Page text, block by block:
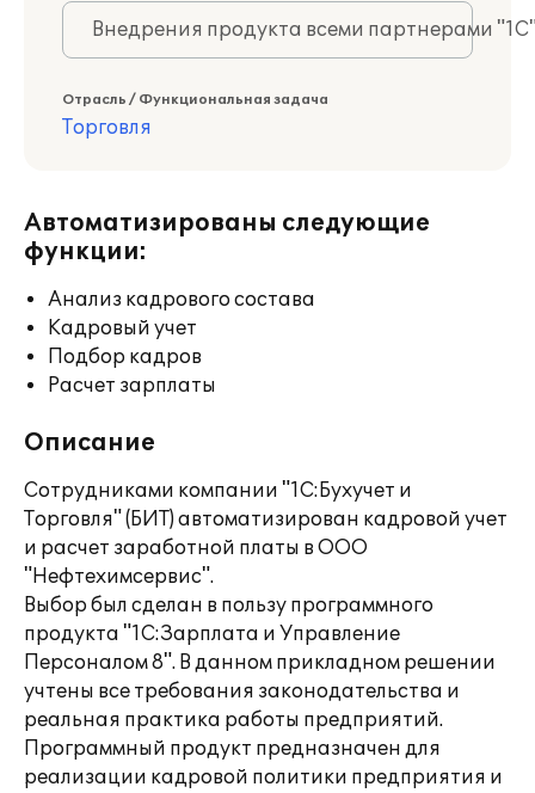
Внедрения продукта всеми партнерами
Отрасль / Функциональная задача
Торговля
Автоматизированы следующие
функции:
Анализ кадрового состава
Кадровый учет
Подбор кадров
Расчет зарплаты
Описание
Сотрудниками компании "1С:Бухучет и
Торговля" (БИТ) автоматизирован кадровой учет
и расчет заработной платы в ООО
"Нефтехимсервис".
Выбор был сделан в пользу программного
продукта "1C:Зарплата и Управление
Персоналом 8". В данном прикладном решении
учтены все требования законодательства и
реальная практика работы предприятий.
Программный продукт предназначен для
реализации кадровой политики предприятия и